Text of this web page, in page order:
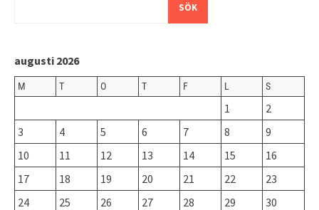
SÖK
augusti 2026
M T O T F L S
1
2
3
4 5 6 7 8
9
10
11 12 13 14 15
16
17
18 19 20 21 22
23
24
25 26 27 28 29
30